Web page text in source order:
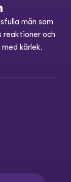
män som
reaktioner och
kärlek.